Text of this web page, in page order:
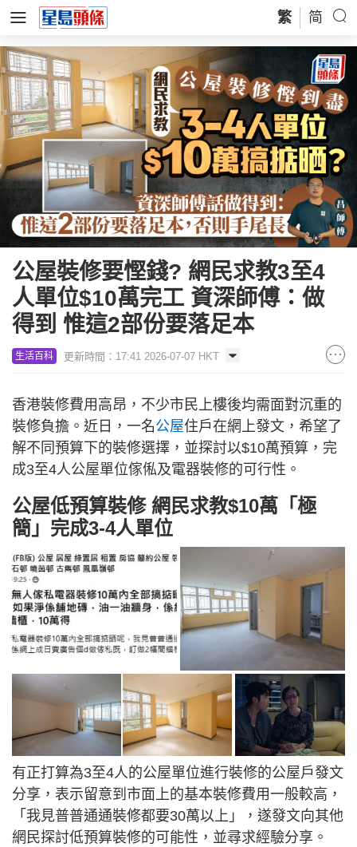
繁 简
公屋裝修要慳錢? 網民求教3至4
人單位$10萬完工 資深師傅：做
得到 惟這2部份要落足本
生活百科 更新時間：17:41 2026-07-07 HKT
香港裝修費用高昂，不少市民上樓後均需面對沉重的
裝修負擔。近日，一名公屋住戶在網上發文，希望了
解不同預算下的裝修選擇，並探討以$10萬預算，完
成3至4人公屋單位傢俬及電器裝修的可行性。
公屋低預算裝修 網民求教$10萬「極
簡」完成3-4人單位
有正打算為3至4人的公屋單位進行裝修的公屋戶發文
分享，表示留意到市面上的基本裝修費用一般較高，
「我見普普通通裝修都要30萬以上」，遂發文向其他
網民探討低預算裝修的可能性，並尋求經驗分享。